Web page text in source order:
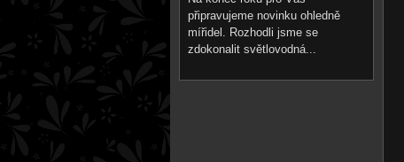
připravujeme novinku ohledně
mířidel. Rozhodli jsme se
zdokonalit světlovodná...